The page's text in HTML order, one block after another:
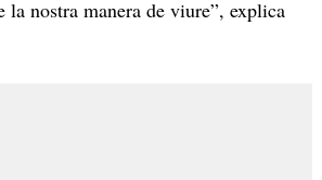
la nostra manera de viure”, explica